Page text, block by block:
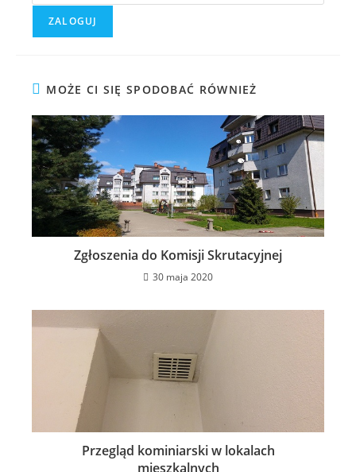
MOŻE CI SIĘ SPODOBAĆ RÓWNIEŻ
Zgłoszenia do Komisji Skrutacyjnej
30 maja 2020
Przegląd kominiarski w lokalach
mieszkalnych